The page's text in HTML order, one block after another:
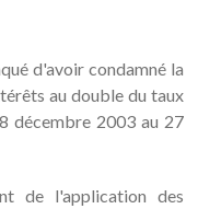
d'avoir condamné la
au double du taux
décembre 2003 au 27
de l'application des